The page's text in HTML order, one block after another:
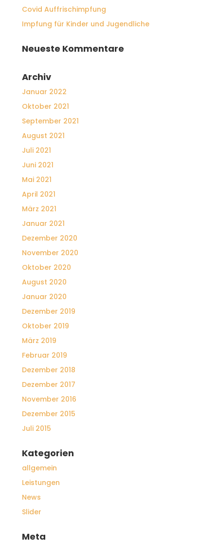
Covid Auffrischimpfung
Impfung für Kinder und Jugendliche
Neueste Kommentare
Archiv
Januar 2022
Oktober 2021
September 2021
August 2021
Juli 2021
Juni 2021
Mai 2021
April 2021
März 2021
Januar 2021
Dezember 2020
November 2020
Oktober 2020
August 2020
Januar 2020
Dezember 2019
Oktober 2019
März 2019
Februar 2019
Dezember 2018
Dezember 2017
November 2016
Dezember 2015
Juli 2015
Kategorien
allgemein
Leistungen
News
Slider
Meta